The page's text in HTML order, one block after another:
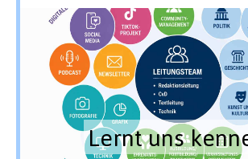
Lernt uns